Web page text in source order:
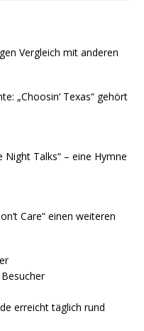
Vergleich mit anderen
„Choosin‘ Texas“ gehört
Talks“ – eine Hymne
Care“ einen weiteren
erreicht täglich rund